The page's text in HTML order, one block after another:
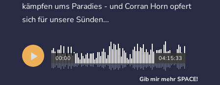
kämpfen ums Paradies - und Corran Horn opfert
sich für unsere Sünden...
04:15:33
00:00
Gib mir mehrSPACE!